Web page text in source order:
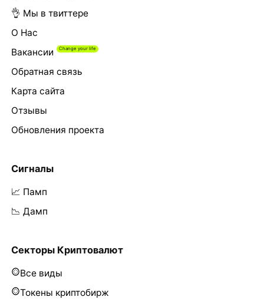
👌 Мы в твиттере
О Нас
Вакансии
Обратная связь
Карта сайта
Отзывы
Обновления проекта
Сигналы
📈 Памп
📉 Дамп
Секторы Криптовалют
Все виды
Токены криптобирж